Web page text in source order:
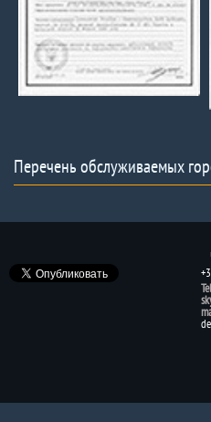
Перечень обслуживаемых